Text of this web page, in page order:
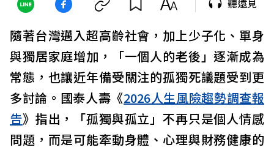
聽遠見
隨著台灣邁入超高齡社會，加上少子化、單身
與獨居家庭增加，「一個人的老後」逐漸成為
常態，也讓近年備受關注的孤獨死議題受到更
多討論。國泰人壽《2026人生風險趨勢調查報
告》指出，「孤獨與孤立」不再只是個人情感
問題，而是可能牽動身體、心理與財務健康的